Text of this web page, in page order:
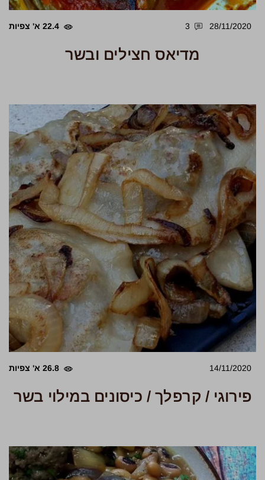
28/11/2020
3 22.4 א' צפיות
מדיאס חצילים ובשר
14/11/2020 26.8 א' צפיות
פירוגי / קרפלך / כיסונים במילוי בשר